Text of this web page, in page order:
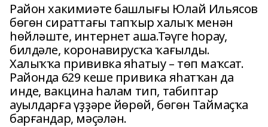
Район хакимиәте башлығы Юлай Ильясов
бөгөн сираттағы тапҡыр халыҡ менән
һөйләште, интернет аша.Тәүге һорау,
билдәле, коронавирусҡа ҡағылды.
Халыҡҡа прививка яһатыу – төп маҡсат.
Районда 629 кеше привика яһатҡан да
инде, вакцина һалам тип, табиптар
ауылдарға үҙҙәре йөрөй, бөгөн Таймаҫҡа
барғандар, мәҫәлән.